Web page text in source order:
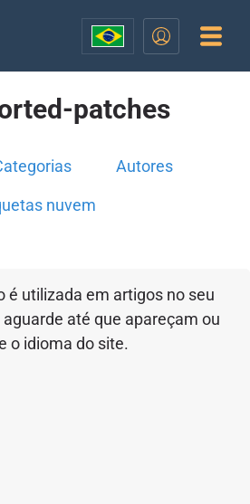
patches
Autores
nuvem